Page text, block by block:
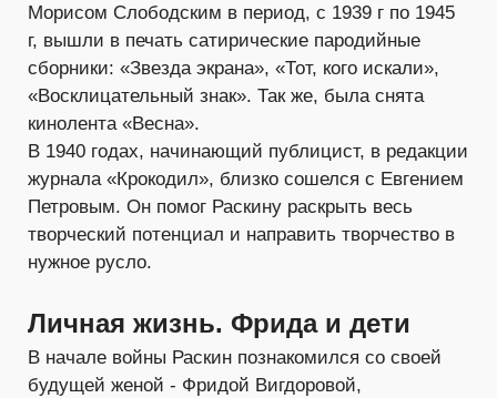
Морисом Слободским в период, с 1939 г по 1945
г, вышли в печать сатирические пародийные
сборники: «Звезда экрана», «Тот, кого искали»,
«Восклицательный знак». Так же, была снята
кинолента «Весна».
В 1940 годах, начинающий публицист, в редакции
журнала «Крокодил», близко сошелся с Евгением
Петровым. Он помог Раскину раскрыть весь
творческий потенциал и направить творчество в
нужное русло.
Личная жизнь. Фрида и дети
В начале войны Раскин познакомился со своей
будущей женой - Фридой Вигдоровой,